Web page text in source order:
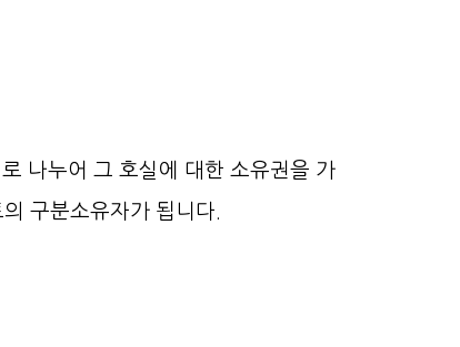
나누어 그 호실에 대한 소유권을 가
구분소유자가 됩니다.